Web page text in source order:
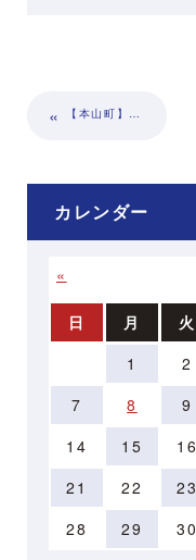
« 【本山町】ミニ門松作り2025｜なめかわの郷
カレンダー
«
日 月 火
1
2
7
8 9
14
15 16
21
22 23
28
29 30